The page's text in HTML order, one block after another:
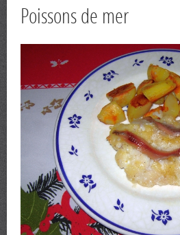
Poissons de mer